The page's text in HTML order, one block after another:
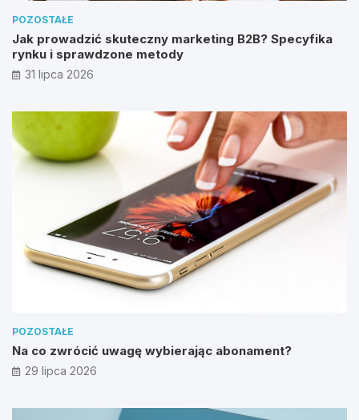
POZOSTAŁE
Jak prowadzić skuteczny marketing B2B? Specyfika
rynku i sprawdzone metody
31 lipca 2026
POZOSTAŁE
Na co zwrócić uwagę wybierając abonament?
29 lipca 2026